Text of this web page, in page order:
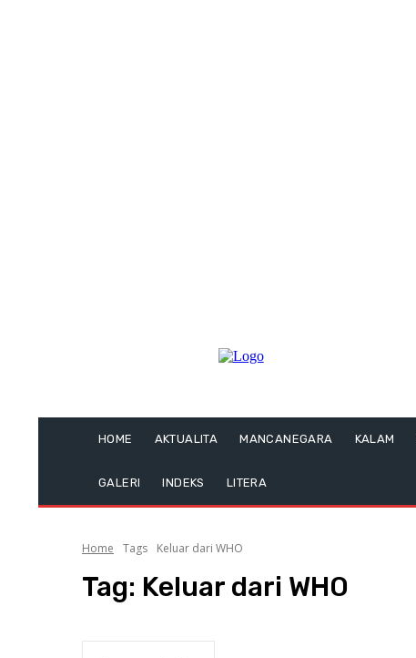
HOME AKTUALITA MANCANEGARA KALAM
GALERI INDEKS LITERA
Home Tags Keluar dari WHO
Tag: Keluar dari WHO